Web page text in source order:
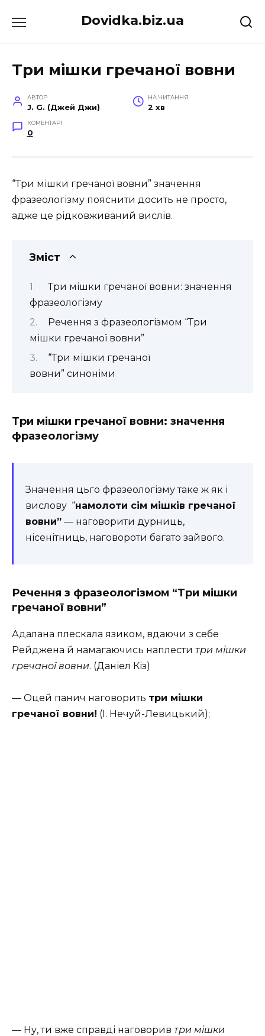
до
Dovidka.biz.ua
Три мішки гречаної вовни
АВТОР
J. G. (Джей Джи)
НА ЧИТАННЯ
2 хв
КОМЕНТАРІ
0
“Три мішки гречаної вовни” значення
фразеологізму пояснити досить не просто,
адже це рідковживаний вислів.
Зміст
Три мішки гречаної вовни: значення
фразеологізму
Речення з фразеологізмом “Три
мішки гречаної вовни”
“Три мішки гречаної
вовни” синоніми
Три мішки гречаної вовни: значення
фразеологізму
Значення цьго фразеологізму таке ж як і
вислову “намолоти сім мішків гречаної
вовни” — наговорити дурниць,
нісенітниць, наговороти багато зайвого.
Речення з фразеологізмом “Три мішки
гречаної вовни”
Адалана плескала язиком, вдаючи з себе
Рейджена й намагаючись наплести три мішки
гречаної вовни. (Даніел Кіз)
— Оцей панич наговорить три мішки
гречаної вовни! (І. Нечуй-Левицький);
— Ну, ти вже справді наговорив три мішки